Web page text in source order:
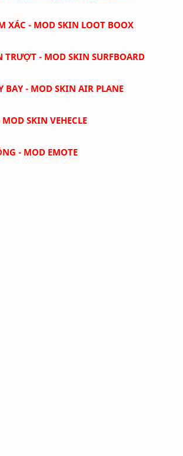
XÁC - MOD SKIN LOOT BOOX
TRƯỢT - MOD SKIN SURFBOARD
BAY - MOD SKIN AIR PLANE
SKIN VEHECLE
- MOD EMOTE